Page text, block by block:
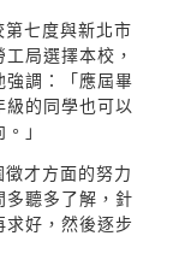
七度與新北市
局選擇本校，
調：「應屆畢
的同學也可以
」
才方面的努力
聽多了解，針
好，然後逐步